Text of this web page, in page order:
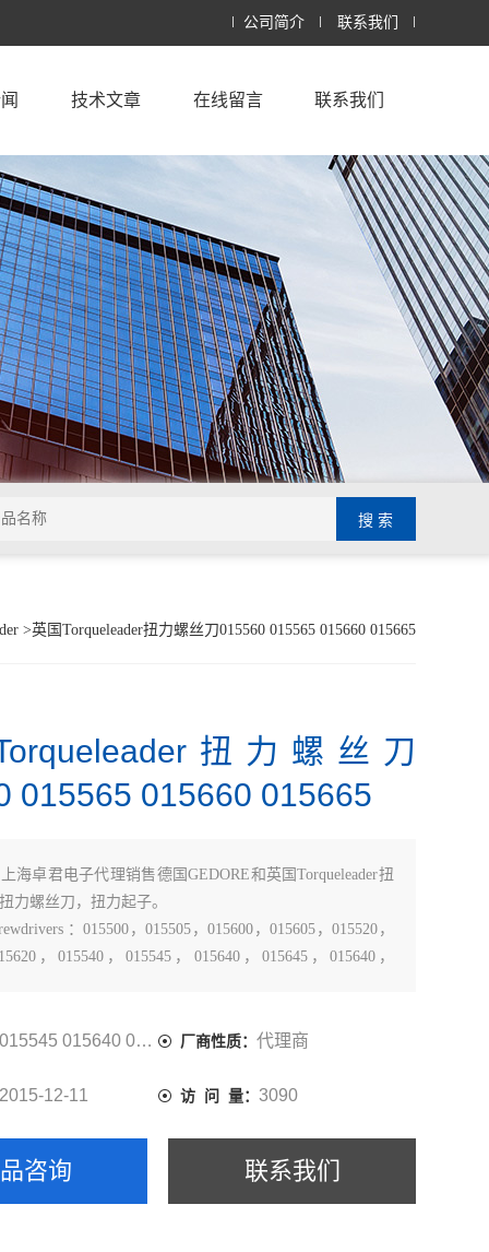
公司简介 联系我们
技术文章 在线留言 联系我们
>英国Torqueleader扭力螺丝刀015560 015565 015660 015665
扭力螺丝刀
015565 015660 015665
上海卓君电子代理销售德国GEDORE和英国Torqueleader扭
力螺丝刀，扭力起子。
：015500，015505，015600，015605，015520，
，015540，015545，015640，015645，015640，
015545 015640 015645 015640 015645 015609 厂商性质： 代理商
2015-12-11 访 问 量： 3090
咨询 联系我们